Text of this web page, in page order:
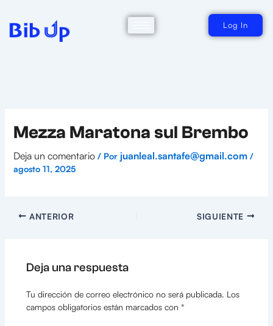
contenido
Log In
Mezza Maratona sul Brembo
Deja un comentario / Por juanleal.santafe@gmail.com /
agosto 11, 2025
ANTERIOR SIGUIENTE
Deja una respuesta
Tu dirección de correo electrónico no será publicada. Los
campos obligatorios están marcados con *